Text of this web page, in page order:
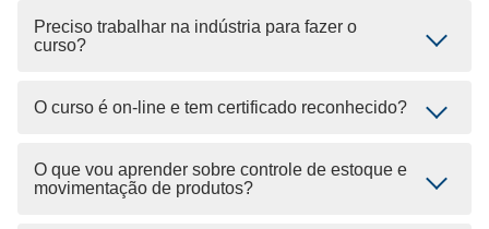
Preciso trabalhar na indústria para fazer o
curso?
O curso é on-line e tem certificado reconhecido?
O que vou aprender sobre controle de estoque e
movimentação de produtos?